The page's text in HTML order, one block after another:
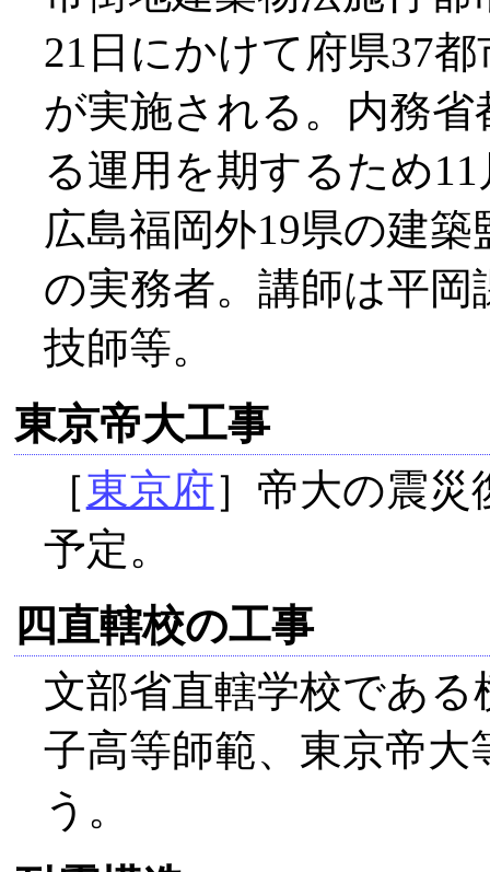
21日にかけて府県37
が実施される。内務
る運用を期するため
広島福岡外19県の建
の実務者。講師は平
技師等。
東京帝大工事
［東京府］帝大の震
予定。
四直轄校の工事
文部省直轄学校であ
子高等師範、東京帝
う。